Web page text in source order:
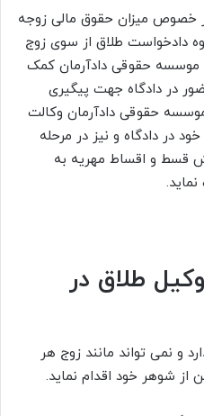
خصوص میزان حقوق مالی زوجه
دادخواست طلاق از سوی زوج
موسسه حقوقی دادآرمان کمک
در دادگاه جهت پیگیری
حقوقی دادآرمان وکالت
در دادگاه و نیز در مرحله
قسط و اقساط مهریه به
طلاق در
و نمی تواند مانند زوج هر
از شوهر خود اقدام نماید.